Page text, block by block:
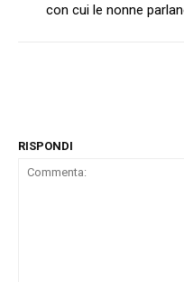
con cui le nonne
RISPONDI